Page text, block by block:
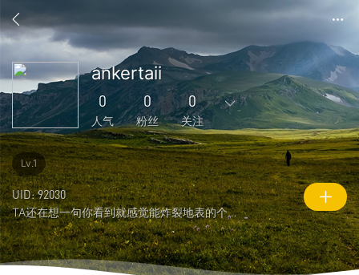
ankertaii
0
人气
0
粉丝
0
关注
1
主题
5
回复
1
好友
0
粉丝
0
关注
0
说说
0
人气
101
积分
Lv.1
UID: 92030
TA还在想一句你看到就感觉能炸裂地表的个性签名